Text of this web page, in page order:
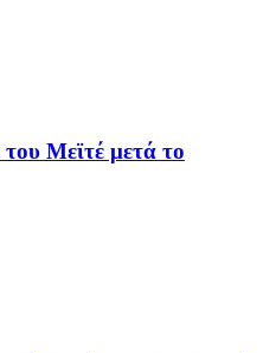
Μεϊτέ μετά το